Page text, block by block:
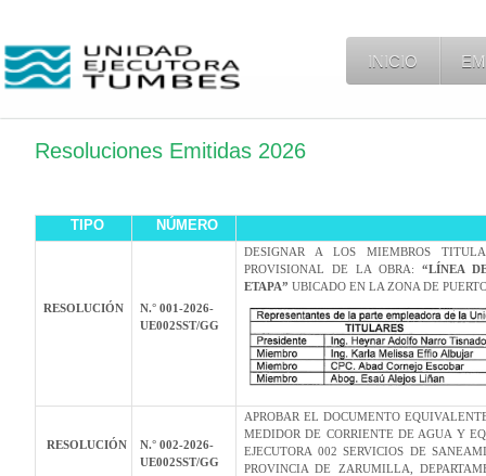
INICIO
Resoluciones Emitidas 2026
TIPO NÚMERO
RESOLUCIÓN
N.° 001-2026-
UE002SST/GG
DESIGNAR A LOS MIEMBROS
PROVISIONAL DE LA OBRA: “LÍNEA
ETAPA” UBICADO EN LA ZONA DE
RESOLUCIÓN
N.° 002-2026-
UE002SST/GG
APROBAR EL DOCUMENTO
MEDIDOR DE CORRIENTE DE AGUA Y
EJECUTORA 002 SERVICIOS DE
PROVINCIA DE ZARUMILLA,